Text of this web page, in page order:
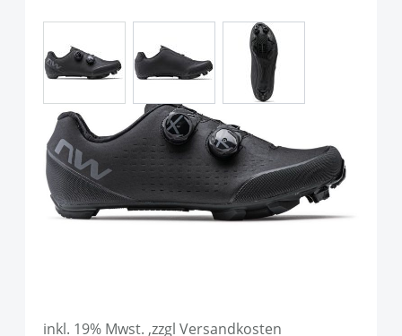
Northwave Rebell 3
MTB/Gravel Schuh Black
Art.-Nr.P116417
inkl. 19% Mwst. ,zzgl Versandkosten
View larger imageView larger image